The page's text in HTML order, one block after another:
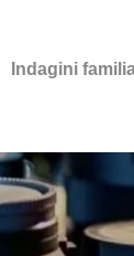
Indagini